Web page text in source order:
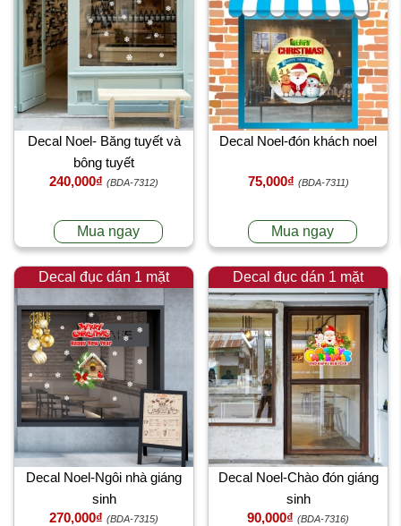
Decal Noel- Băng tuyết và
bông tuyết
240,000₫ (BDA-7312)
Mua ngay
Decal Noel-đón khách noel
75,000₫ (BDA-7311)
Mua ngay
Decal đục dán 1 mặt
Decal Noel-Ngôi nhà giáng
sinh
270,000₫ (BDA-7315)
Decal đục dán 1 mặt
Decal Noel-Chào đón giáng
sinh
90,000₫ (BDA-7316)